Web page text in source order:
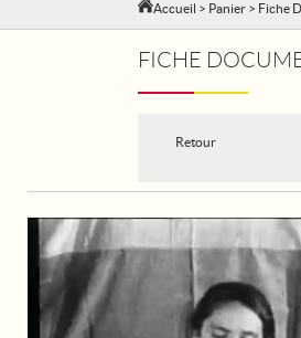
Accueil > Panier > Fiche
FICHE
Retour